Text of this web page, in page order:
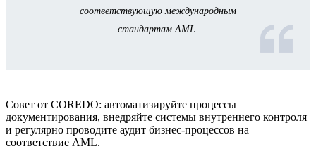
соответствующую международным
стандартам AML.
Совет от COREDO: автоматизируйте процессы
документирования, внедряйте системы внутреннего контроля
и регулярно проводите аудит бизнес-процессов на
соответствие AML.